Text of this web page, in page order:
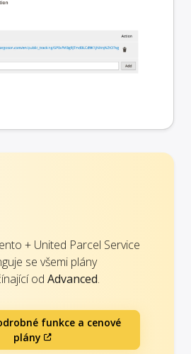
+ United Parcel Service
se všemi plány
od Advanced.
funkce a cenové
plány